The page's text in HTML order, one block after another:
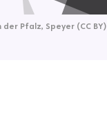
der Pfalz, Speyer (CC BY)